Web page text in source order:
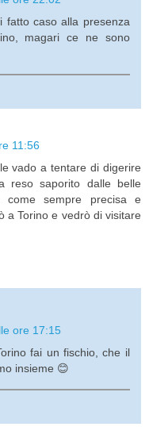
fatto caso alla presenza
magari ce ne sono
11:56
vado a tentare di digerire
reso saporito dalle belle
come sempre precisa e
a Torino e vedrò di visitare
ore 17:15
fai un fischio, che il
insieme 😊